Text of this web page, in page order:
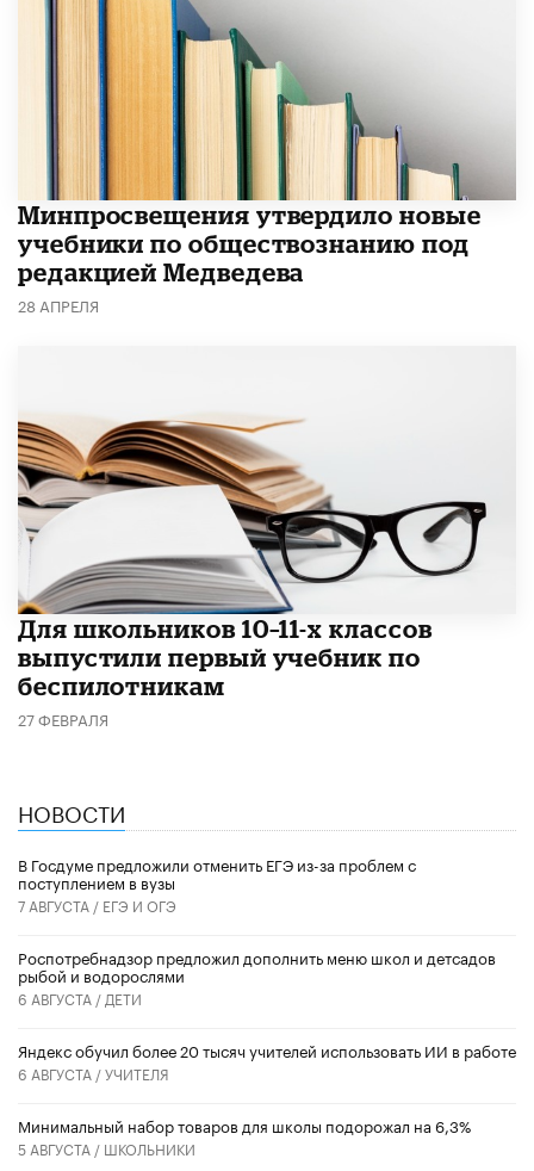
Минпросвещения утвердило новые
учебники по обществознанию под
редакцией Медведева
28 АПРЕЛЯ
Для школьников 10–11-х классов
выпустили первый учебник по
беспилотникам
27 ФЕВРАЛЯ
НОВОСТИ
В Госдуме предложили отменить ЕГЭ из-за проблем с
поступлением в вузы
7 АВГУСТА / ЕГЭ И ОГЭ
Роспотребнадзор предложил дополнить меню школ и детсадов
рыбой и водорослями
6 АВГУСТА / ДЕТИ
​Яндекс обучил более 20 тысяч учителей использовать ИИ в работе
6 АВГУСТА /УЧИТЕЛЯ
Минимальный набор товаров для школы подорожал на 6,3%
5 АВГУСТА / ШКОЛЬНИКИ